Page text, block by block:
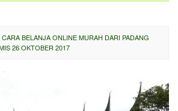
CARA BELANJA ONLINE MURAH DARI PADANG
26 OKTOBER 2017